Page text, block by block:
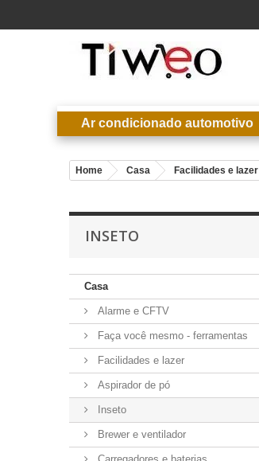
Ar condicionado automotivo
Home Casa Facilidades e lazer
INSETO
Casa
Alarme e CFTV
Faça você mesmo - ferramentas
Facilidades e lazer
Aspirador de pó
Inseto
Brewer e ventilador